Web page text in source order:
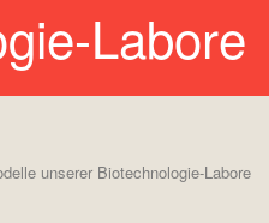
Labore
unserer Biotechnologie-Labore